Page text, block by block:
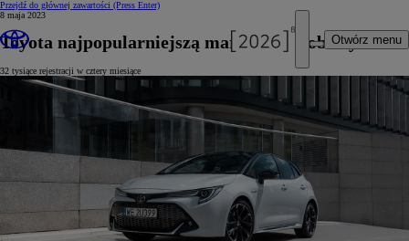
Przejdź do głównej zawartości (Press Enter)
Otwórz menu
8 maja 2023
Toyota najpopularniejszą marką aut osobowych
32 tysiące rejestracji w cztery miesiące